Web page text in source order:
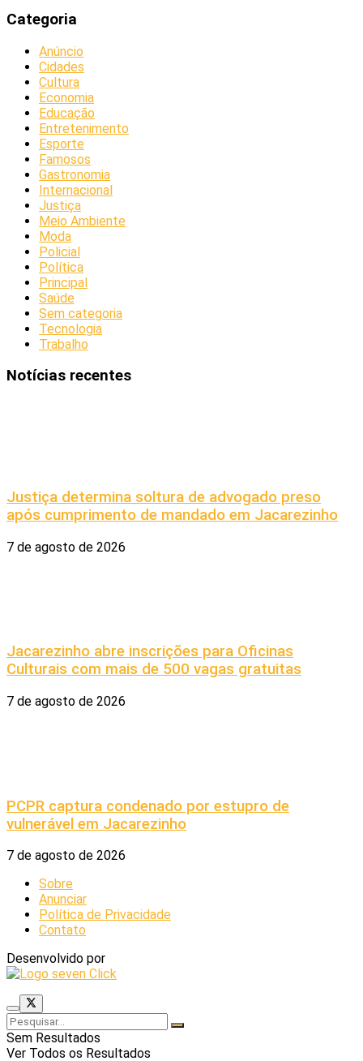
Categoria
Anúncio
Cidades
Cultura
Economia
Educação
Entretenimento
Esporte
Famosos
Gastronomia
Internacional
Justiça
Meio Ambiente
Moda
Policial
Política
Principal
Saúde
Sem categoria
Tecnologia
Trabalho
Notícias recentes
Justiça determina soltura de advogado preso
após cumprimento de mandado em Jacarezinho
7 de agosto de 2026
Jacarezinho abre inscrições para Oficinas
Culturais com mais de 500 vagas gratuitas
7 de agosto de 2026
PCPR captura condenado por estupro de
vulnerável em Jacarezinho
7 de agosto de 2026
Sobre
Anunciar
Política de Privacidade
Contato
Desenvolvido por
Sem Resultados
Ver Todos os Resultados